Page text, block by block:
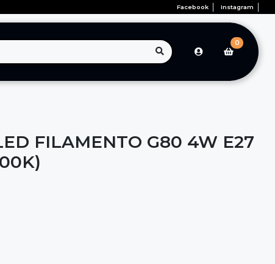
Facebook Instagram
0
FILAMENTO G80 4W E27